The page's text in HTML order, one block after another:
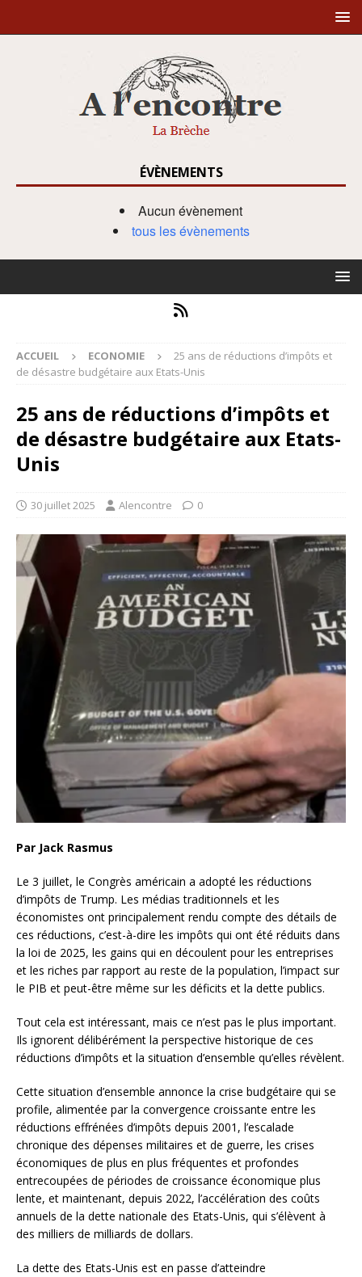
ÉVÈNEMENTS
Aucun évènement
tous les évènements
ACCUEIL ECONOMIE
25 ans de réductions d’impôts et
de désastre budgétaire aux Etats-Unis
25 ans de réductions d’impôts et
de désastre budgétaire aux Etats-
Unis
30 juillet 2025 Alencontre 0
Par Jack Rasmus
Le 3 juillet, le Congrès américain a adopté les réductions
d’impôts de Trump. Les médias traditionnels et les
économistes ont principalement rendu compte des détails de
ces réductions, c’est-à-dire les impôts qui ont été réduits dans
la loi de 2025, les gains qui en découlent pour les entreprises
et les riches par rapport au reste de la population, l’impact sur
le PIB et peut-être même sur les déficits et la dette publics.
Tout cela est intéressant, mais ce n’est pas le plus important.
Ils ignorent délibérément la perspective historique de ces
réductions d’impôts et la situation d’ensemble qu’elles révèlent.
Cette situation d’ensemble annonce la crise budgétaire qui se
profile, alimentée par la convergence croissante entre les
réductions effrénées d’impôts depuis 2001, l’escalade
chronique des dépenses militaires et de guerre, les crises
économiques de plus en plus fréquentes et profondes
entrecoupées de périodes de croissance économique plus
lente, et maintenant, depuis 2022, l’accélération des coûts
annuels de la dette nationale des Etats-Unis, qui s’élèvent à
des milliers de milliards de dollars.
La dette des Etats-Unis est en passe d’atteindre